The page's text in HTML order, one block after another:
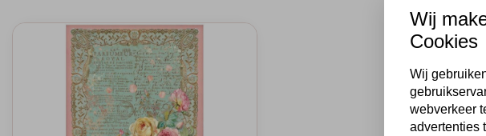
Wij
Cookies
Wij
webverkeer
advertenties